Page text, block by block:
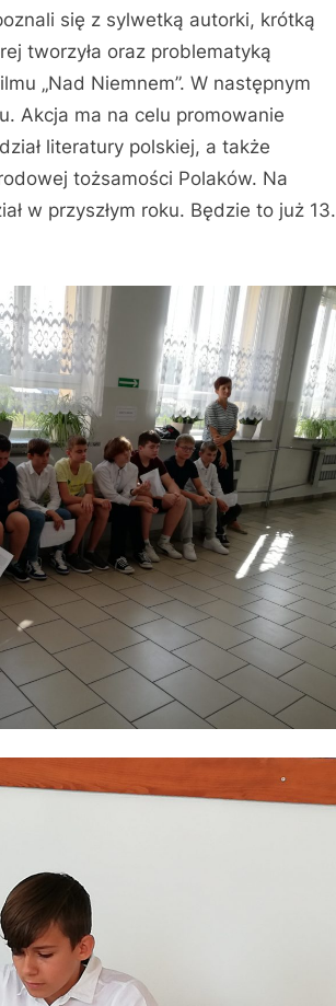
się z sylwetką autorki, krótką
tworzyła oraz problematyką
„Nad Niemnem”. W następnym
Akcja ma na celu promowanie
literatury polskiej, a także
tożsamości Polaków. Na
w przyszłym roku. Będzie to już 13.